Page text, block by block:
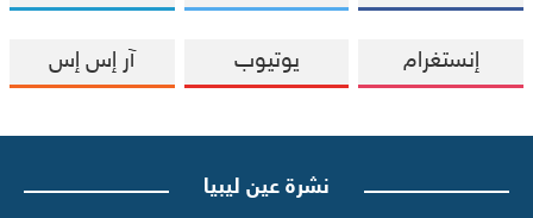
إنستغرام يوتيوب آر إس إس
نشرة عين ليبيا